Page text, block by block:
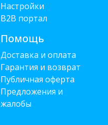
Настройки
B2B портал
Помощь
Доставка и оплата
Гарантия и возврат
Публичная оферта
Предложения и
жалобы